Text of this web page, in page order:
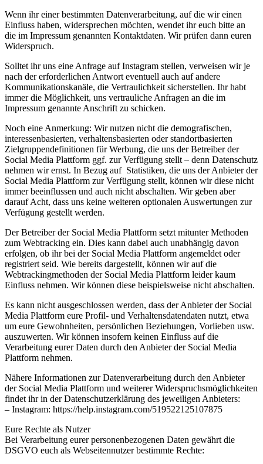
Wenn ihr einer bestimmten Datenverarbeitung, auf die wir einen
Einfluss haben, widersprechen möchten, wendet ihr euch bitte an
die im Impressum genannten Kontaktdaten. Wir prüfen dann euren
Widerspruch.
Solltet ihr uns eine Anfrage auf Instagram stellen, verweisen wir je
nach der erforderlichen Antwort eventuell auch auf andere
Kommunikationskanäle, die Vertraulichkeit sicherstellen. Ihr habt
immer die Möglichkeit, uns vertrauliche Anfragen an die im
Impressum genannte Anschrift zu schicken.
Noch eine Anmerkung: Wir nutzen nicht die demografischen,
interessenbasierten, verhaltensbasierten oder standortbasierten
Zielgruppendefinitionen für Werbung, die uns der Betreiber der
Social Media Plattform ggf. zur Verfügung stellt – denn Datenschutz
nehmen wir ernst. In Bezug auf Statistiken, die uns der Anbieter der
Social Media Plattform zur Verfügung stellt, können wir diese nicht
immer beeinflussen und auch nicht abschalten. Wir geben aber
darauf Acht, dass uns keine weiteren optionalen Auswertungen zur
Verfügung gestellt werden.
Der Betreiber der Social Media Plattform setzt mitunter Methoden
zum Webtracking ein. Dies kann dabei auch unabhängig davon
erfolgen, ob ihr bei der Social Media Plattform angemeldet oder
registriert seid. Wie bereits dargestellt, können wir auf die
Webtrackingmethoden der Social Media Plattform leider kaum
Einfluss nehmen. Wir können diese beispielsweise nicht abschalten.
Es kann nicht ausgeschlossen werden, dass der Anbieter der Social
Media Plattform eure Profil- und Verhaltensdatendaten nutzt, etwa
um eure Gewohnheiten, persönlichen Beziehungen, Vorlieben usw.
auszuwerten. Wir können insofern keinen Einfluss auf die
Verarbeitung eurer Daten durch den Anbieter der Social Media
Plattform nehmen.
Nähere Informationen zur Datenverarbeitung durch den Anbieter
der Social Media Plattform und weiterer Widerspruchsmöglichkeiten
findet ihr in der Datenschutzerklärung des jeweiligen Anbieters:
– Instagram: https://help.instagram.com/519522125107875
Eure Rechte als Nutzer
Bei Verarbeitung eurer personenbezogenen Daten gewährt die
DSGVO euch als Webseitennutzer bestimmte Rechte: